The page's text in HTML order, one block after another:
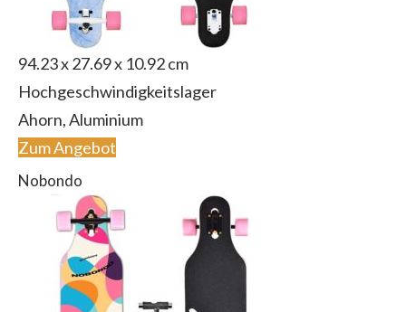
94.23 x 27.69 x 10.92 cm
Hochgeschwindigkeitslager
Ahorn, Aluminium
Zum Angebot
Nobondo